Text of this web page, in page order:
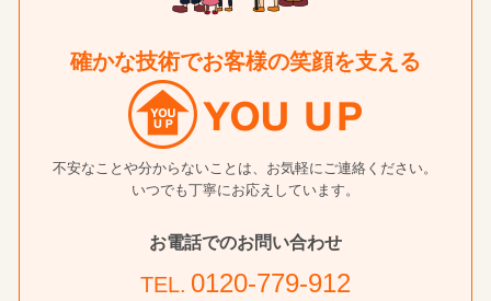
確かな技術でお客様の笑顔を支える
不安なことや分からないことは、お気軽にご連絡ください。
いつでも丁寧にお応えしています。
お電話でのお問い合わせ
TEL. 0120-779-912